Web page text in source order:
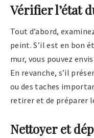
Vérifier l’état
Tout d’abord,
peint. S’il est en bon
mur, vous pouvez
En revanche, s’il
ou des taches
retirer et de préparer
Nettoyer et